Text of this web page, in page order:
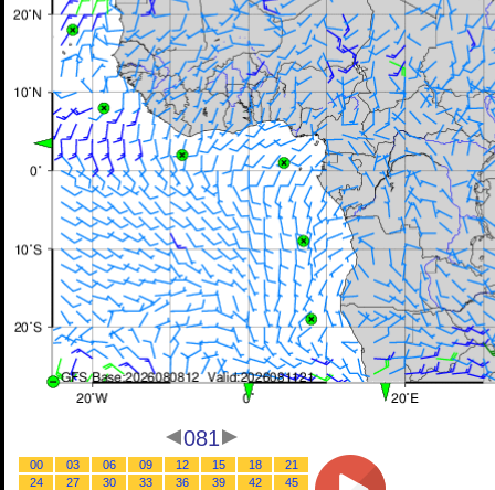
081
00 03 06 09 12 15 18
21
24
27 30 33 36 39 42
45